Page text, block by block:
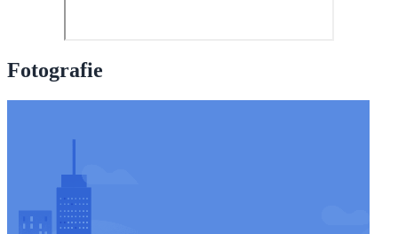
Fotografie